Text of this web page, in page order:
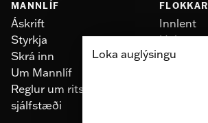
MANNLÍF
Áskrift
Styrkja
Skrá inn
Um Mannlíf
Reglur um ritstjórnarlegt
sjálfstæði
FLOKKAR
Innlent
Heimur
Slúður
Loka auglýsingu